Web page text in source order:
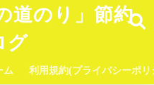
道のり」節約
グ
ム 利用規約(プライバシーポリ